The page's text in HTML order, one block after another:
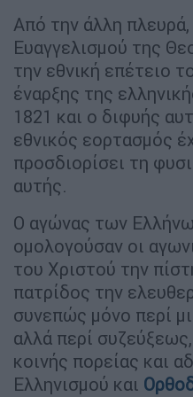
Από την άλλη
Ευαγγελισμού της
την εθνική επέτειο
έναρξης της
1821 και ο διφυής
εθνικός εορτασμός
προσδιορίσει τη
αυτής.
Ο αγώνας των
ομολογούσαν οι
του Χριστού την
πατρίδος την
συνεπώς μόνο περί
αλλά περί
κοινής πορείας και
Ελληνισμού και